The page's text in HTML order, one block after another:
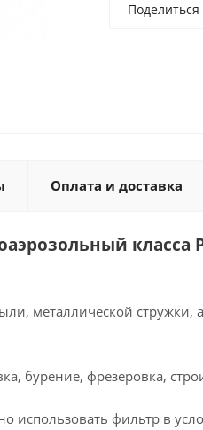
Поделиться
Оплата и доставка
класса
металлической стружки,
бурение, фрезеровка,
использовать фильтр в